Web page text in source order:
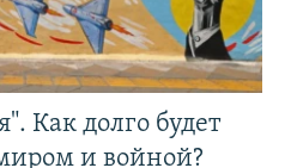
Как долго будет
и войной?